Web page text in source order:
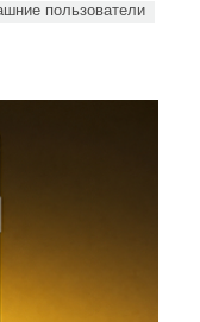
пользователи